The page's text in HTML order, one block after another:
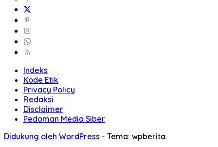
Indeks
Kode Etik
Privacy Policy
Redaksi
Disclaimer
Pedoman Media Siber
Didukung oleh WordPress - Tema: wpberita.